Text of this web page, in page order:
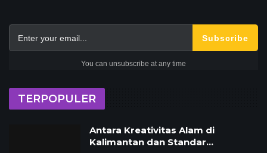
Subscribe
You can unsubscribe at any time
TERPOPULER
Antara Kreativitas Alam di
Kalimantan dan Standar…